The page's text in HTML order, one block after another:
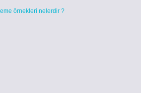
örnekleri nelerdir ?